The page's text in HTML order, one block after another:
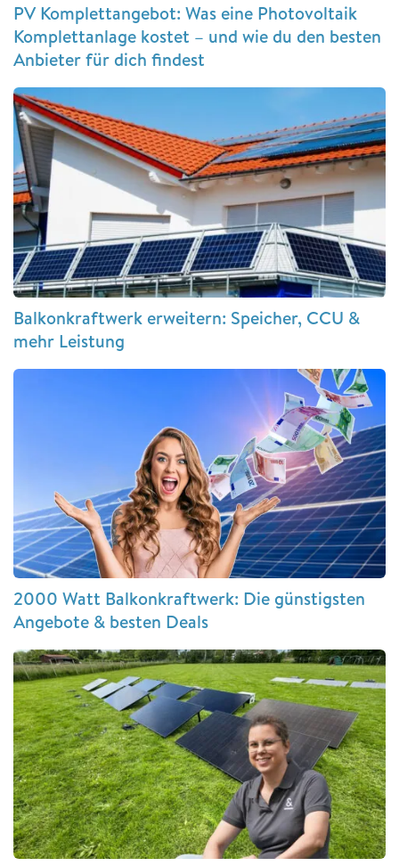
PV Komplettangebot: Was eine Photovoltaik
Komplettanlage kostet – und wie du den besten
Anbieter für dich findest
Balkonkraftwerk erweitern: Speicher, CCU &
mehr Leistung
2000 Watt Balkonkraftwerk: Die günstigsten
Angebote & besten Deals